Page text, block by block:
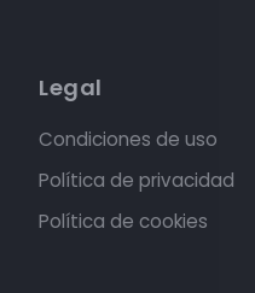
Legal
Condiciones de uso
Política de privacidad
Política de cookies